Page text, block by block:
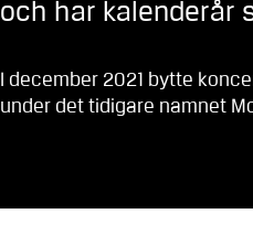
och har kalenderår
I december 2021 bytte
under det tidigare namnet